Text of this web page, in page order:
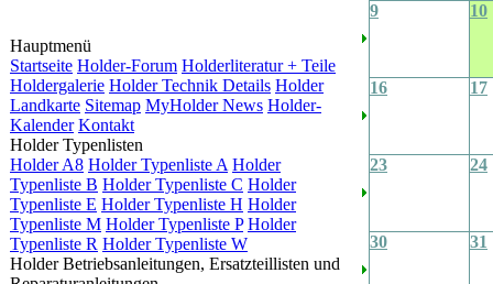
Hauptmenü
Startseite Holder-Forum Holderliteratur + Teile
Holdergalerie Holder Technik Details Holder
Landkarte Sitemap MyHolder News Holder-
Kalender Kontakt
Holder Typenlisten
Holder A8 Holder Typenliste A Holder
Typenliste B Holder Typenliste C Holder
Typenliste E Holder Typenliste H Holder
Typenliste M Holder Typenliste P Holder
Typenliste R Holder Typenliste W
Holder Betriebsanleitungen, Ersatzteillisten und
9 10
16 17
23 24
30 31